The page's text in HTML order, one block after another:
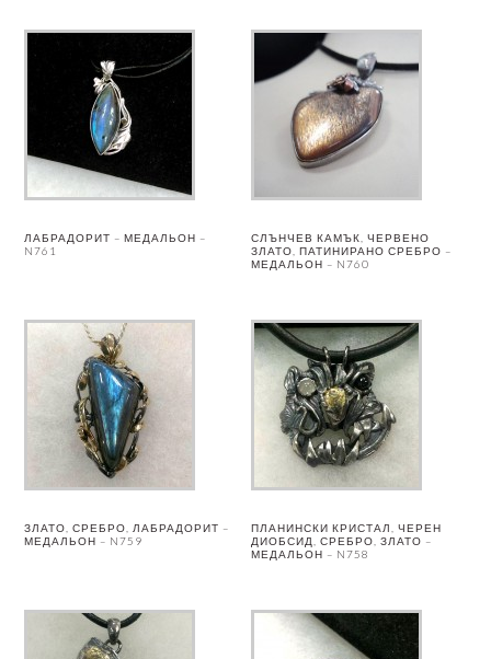
ЛАБРАДОРИТ – МЕДАЛЬОН –
N761
СЛЪНЧЕВ КАМЪК, ЧЕРВЕНО
ЗЛАТО, ПАТИНИРАНО СРЕБРО –
МЕДАЛЬОН – N760
ЗЛАТО, СРЕБРО, ЛАБРАДОРИТ –
МЕДАЛЬОН – N759
ПЛАНИНСКИ КРИСТАЛ, ЧЕРЕН
ДИОБСИД, СРЕБРО, ЗЛАТО –
МЕДАЛЬОН – N758